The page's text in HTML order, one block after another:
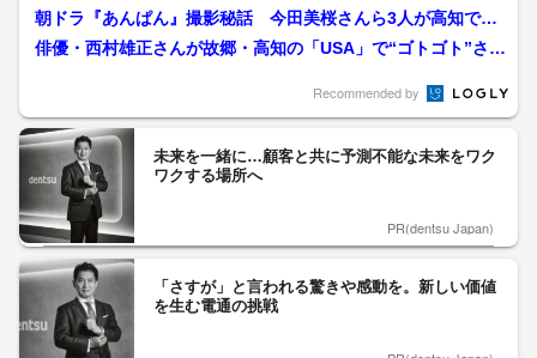
佐の偉人の物語【高知】
朝ドラ『あんぱん』撮影秘話 今田美桜さんら3人が高知で
『家族のような現場』語る
俳優・西村雄正さんが故郷・高知の「USA」で“ゴトゴト”さん
Recommended by
未来を一緒に…顧客と共に予測不能な未来をワク
ワクする場所へ
PR(dentsu Japan)
「さすが」と言われる驚きや感動を。新しい価値
を生む電通の挑戦